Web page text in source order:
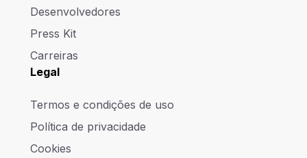
Desenvolvedores
Press Kit
Carreiras
Legal
Termos e condições de uso
Política de privacidade
Cookies